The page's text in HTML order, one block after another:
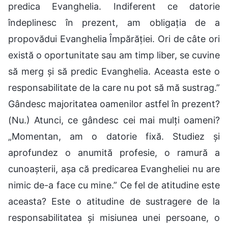
predica Evanghelia. Indiferent ce datorie
îndeplinesc în prezent, am obligația de a
propovădui Evanghelia Împărăției. Ori de câte ori
există o oportunitate sau am timp liber, se cuvine
să merg și să predic Evanghelia. Aceasta este o
responsabilitate de la care nu pot să mă sustrag.”
Gândesc majoritatea oamenilor astfel în prezent?
(Nu.) Atunci, ce gândesc cei mai mulți oameni?
„Momentan, am o datorie fixă. Studiez și
aprofundez o anumită profesie, o ramură a
cunoașterii, așa că predicarea Evangheliei nu are
nimic de-a face cu mine.” Ce fel de atitudine este
aceasta? Este o atitudine de sustragere de la
responsabilitatea și misiunea unei persoane, o